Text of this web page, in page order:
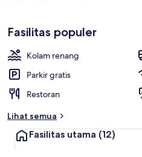
Fasilitas populer
Kolam renang
Parkir gratis
Restoran
Lihat semua
Fasilitas utama (12)